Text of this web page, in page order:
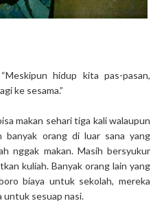
hidup kita pas-pasan,
ke sesama.”
makan sehari tiga kali walaupun
banyak orang di luar sana yang
nggak makan. Masih bersyukur
kuliah. Banyak orang lain yang
biaya untuk sekolah, mereka
untuk sesuap nasi.